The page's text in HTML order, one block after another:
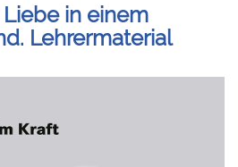
in einem
Lehrermaterial